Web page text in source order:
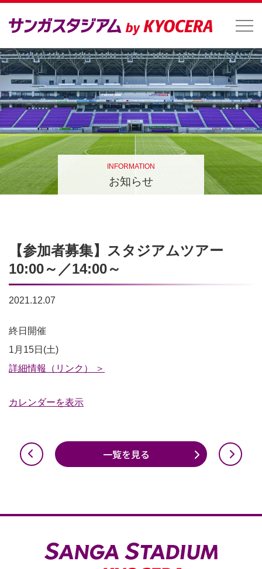
INFORMATION
お知らせ
【参加者募集】スタジアムツアー
10:00～／14:00～
2021.12.07
【参
加
者
集】
ツ
終日開催
1月15日(土)
詳細情報（リンク） ＞
カレンダーを表示
一覧を見る